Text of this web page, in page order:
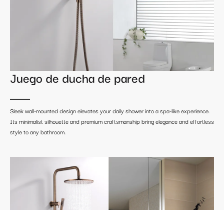
Juego de ducha de pared
Sleek wall-mounted design elevates your daily shower into a spa-like experience.
Its minimalist silhouette and premium craftsmanship bring elegance and effortless
style to any bathroom.